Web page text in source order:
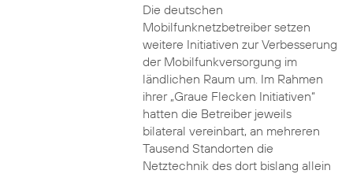
Die deutschen
Mobilfunknetzbetreiber setzen
weitere Initiativen zur Verbesserung
der Mobilfunkversorgung im
ländlichen Raum um. Im Rahmen
ihrer „Graue Flecken Initiativen“
hatten die Betreiber jeweils
bilateral vereinbart, an mehreren
Tausend Standorten die
Netztechnik des dort bislang allein